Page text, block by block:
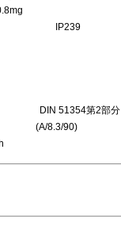
IP239
第2部分
8.3/90)